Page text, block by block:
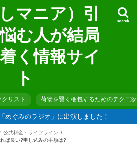
しマニア）引
む人が結局
く情報サイ
ト
search
リスト 荷物を賢く梱包するためのテクニ
めぐみのラジオ」に出演しました！
公共料金・ライフライン
ば良い?申し込みの手順は?